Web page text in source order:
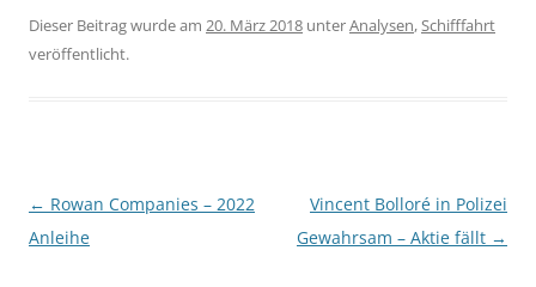
Dieser Beitrag wurde am 20. März 2018 unterAnalysen,Schifffahrt
veröffentlicht.
Beitragsnavigation
← Rowan Companies – 2022
Anleihe
Vincent Bolloré in Polizei
Gewahrsam – Aktie fällt →